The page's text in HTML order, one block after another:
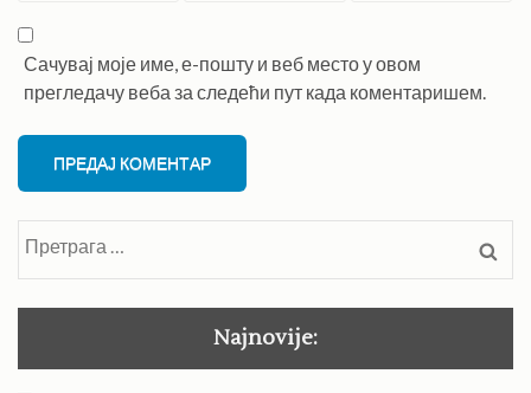
Сачувај моје име, е-пошту и веб место у овом
прегледачу веба за следећи пут када коментаришем.
Najnovije: